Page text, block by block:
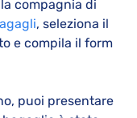
compagnia di
, seleziona il
e compila il form
puoi presentare